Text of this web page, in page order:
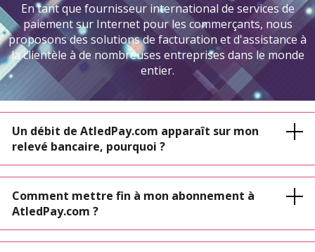
En tant que fournisseur international de services de
paiement sur Internet pour les commerçants, nous
proposons des solutions de facturation et d'assistance à
la clientèle à de nombreuses entreprises dans le monde
entier.
Un débit de AtledPay.com apparaît sur mon
relevé bancaire, pourquoi ?
Comment mettre fin à mon abonnement à
AtledPay.com ?